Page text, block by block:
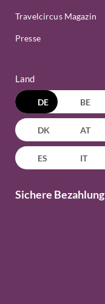
Travelcircus Magazin
Presse
Land
DE BE
DK AT
ES IT
Sichere Bezahlung